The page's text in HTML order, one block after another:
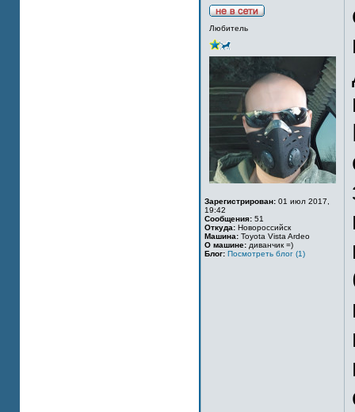
Любитель
Зарегистрирован: 01 июл 2017,
19:42
Сообщения: 51
Откуда: Новороссийск
Машина: Toyota Vista Ardeo
О машине: диванчик =)
Блог: Посмотреть блог (1)